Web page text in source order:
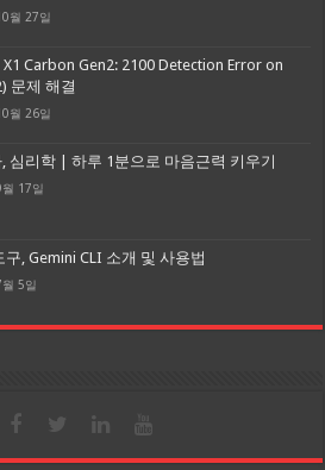
월 27일
X1 Carbon Gen2: 2100 Detection Error on
문제 해결
월 26일
심리학 | 하루 1분으로 마음근력 키우기
17일
구, Gemini CLI 소개 및 사용법
5일